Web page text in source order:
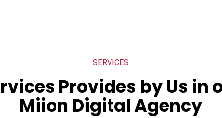
SERVICES
Provides by Us in
Miion Digital Agency